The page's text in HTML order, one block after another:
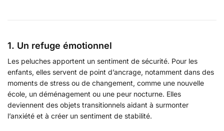
1. Un refuge émotionnel
Les peluches apportent un sentiment de sécurité. Pour les
enfants, elles servent de point d’ancrage, notamment dans des
moments de stress ou de changement, comme une nouvelle
école, un déménagement ou une peur nocturne. Elles
deviennent des objets transitionnels aidant à surmonter
l’anxiété et à créer un sentiment de stabilité.